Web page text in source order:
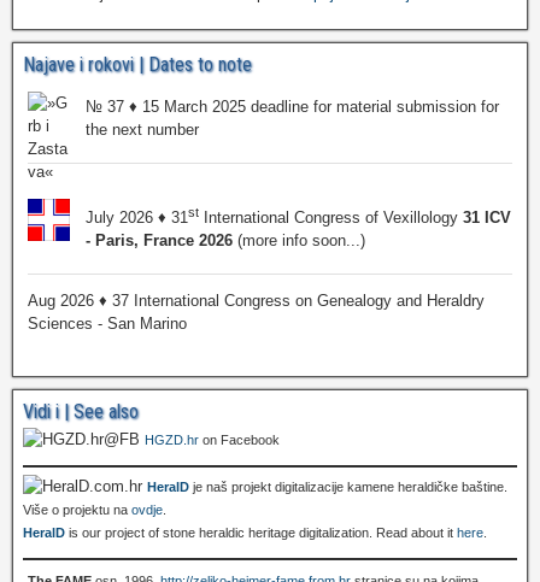
Najave i rokovi | Dates to note
№ 37 ♦ 15 March 2025 deadline for material submission for
the next number
July 2026 ♦ 31st International Congress of Vexillology 31 ICV
- Paris, France 2026 (more info soon...)
Aug 2026 ♦ 37 International Congress on Genealogy and Heraldry
Sciences - San Marino
Vidi i | See also
HGZD.hr on Facebook
HeralD je naš projekt digitalizacije kamene heraldičke baštine.
Više o projektu na ovdje
HeralD is our project of stone heraldic heritage digitalization. Read about it here